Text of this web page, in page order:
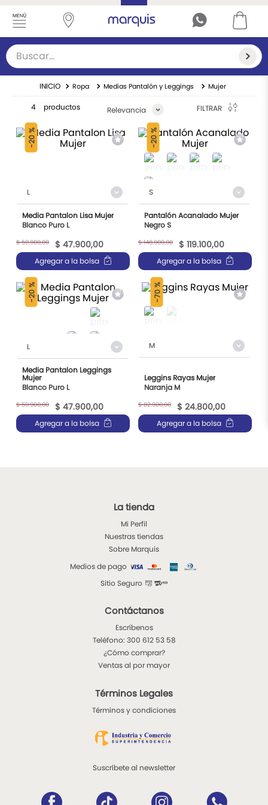
Buscar...
Ropa Medias Pantalón y Leggings Mujer
4 productos Relevancia FILTRAR
-
20 %
L
Media Pantalon Lisa Mujer
Blanco Puro L
$ 59.900,00 $ 47.900,00
Agregar a la bolsa
-
20 %
S
Pantalón Acanalado Mujer
Negro S
$ 148.900,00 $ 119.100,00
Agregar a la bolsa
-
20 %
L
Media Pantalon Leggings
Mujer
Blanco Puro L
$ 59.900,00 $ 47.900,00
Agregar a la bolsa
-
70 %
M
Leggins Rayas Mujer
Naranja M
$ 82.900,00 $ 24.800,00
Agregar a la bolsa
La tienda
Mi Perfil
Nuestras tiendas
Sobre Marquis
Medios de pago
Sitio Seguro
Contáctanos
Escríbenos
Teléfono: 300 612 53 58
¿Cómo comprar?
Ventas al por mayor
Términos Legales
Términos y condiciones
Suscríbete al newsletter
TÉRMINOS MÁS BUSCADOS
cárdigan
2.
3.
sueteres
5
7.
chaleco mujer
8.
navidad
9.
chalecos
10. ruana